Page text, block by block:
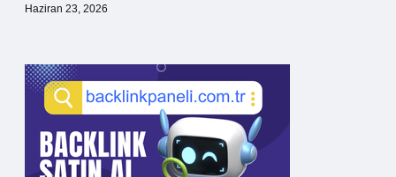
Haziran 23, 2026